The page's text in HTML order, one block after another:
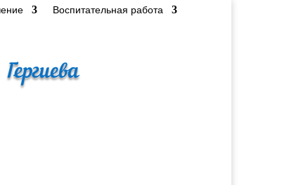
Воспитательная работа